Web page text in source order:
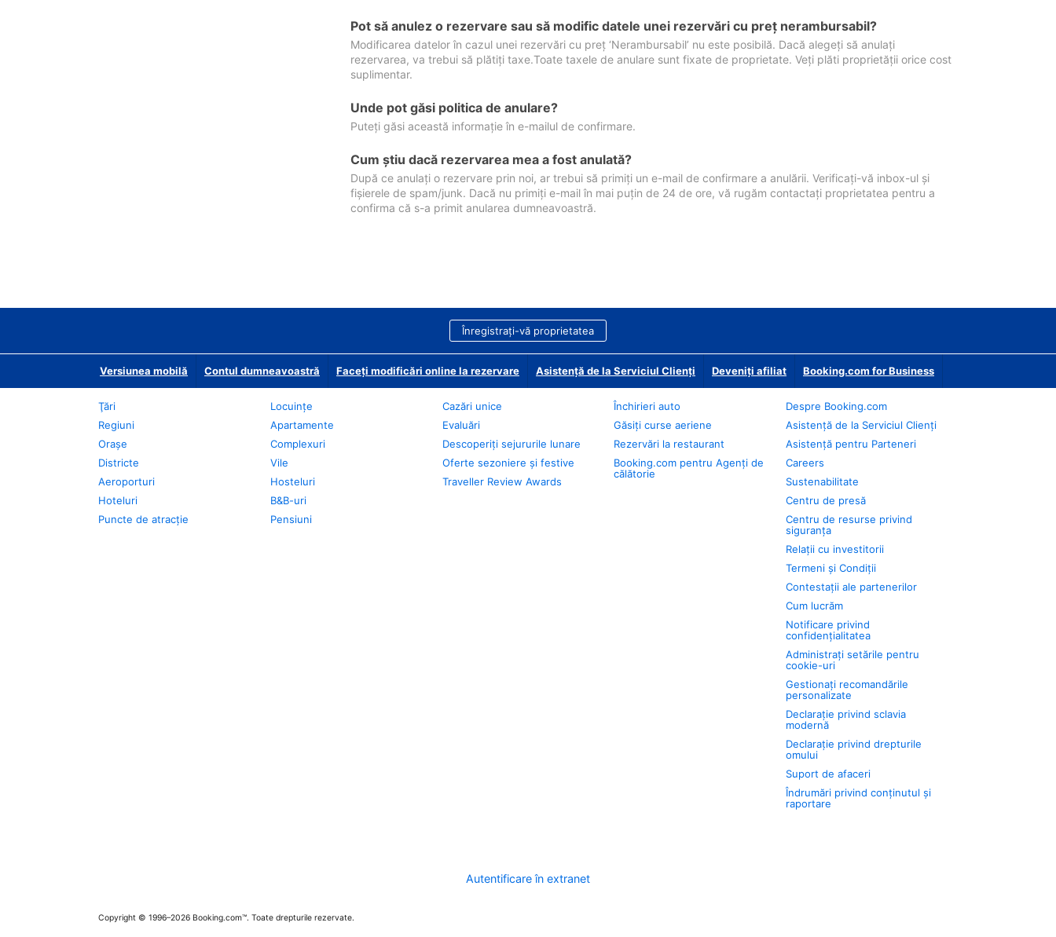
Pot să anulez o rezervare sau să modific datele unei rezervări cu preţ nerambursabil?
Modificarea datelor în cazul unei rezervări cu preț ‘Nerambursabil’ nu este posibilă. Dacă alegeți să anulați
rezervarea, va trebui să plătiți taxe.Toate taxele de anulare sunt fixate de proprietate. Veți plăti proprietății orice cost
suplimentar.
Unde pot găsi politica de anulare?
Puteți găsi această informație în e-mailul de confirmare.
Cum ştiu dacă rezervarea mea a fost anulată?
După ce anulați o rezervare prin noi, ar trebui să primiți un e-mail de confirmare a anulării. Verificați-vă inbox-ul și
fișierele de spam/junk. Dacă nu primiți e-mail în mai puțin de 24 de ore, vă rugăm contactați proprietatea pentru a
confirma că s-a primit anularea dumneavoastră.
Înregistrați-vă proprietatea
Versiunea mobilă Contul dumneavoastră Faceți modificări online la rezervare Asistență de la Serviciul Clienți Deveniţi afiliat Booking.com for Business
Ţări
Regiuni
Oraşe
Districte
Aeroporturi
Hoteluri
Puncte de atracţie
Locuințe
Apartamente
Complexuri
Vile
Hosteluri
B&B-uri
Pensiuni
Cazări unice
Evaluări
Descoperiți sejururile lunare
Oferte sezoniere și festive
Traveller Review Awards
Închirieri auto
Găsiți curse aeriene
Rezervări la restaurant
Booking.com pentru Agenți de
călătorie
Despre Booking.com
Asistență de la Serviciul Clienți
Asistență pentru Parteneri
Careers
Sustenabilitate
Centru de presă
Centru de resurse privind
siguranța
Relații cu investitorii
Termeni și Condiții
Contestații ale partenerilor
Cum lucrăm
Notificare privind
confidențialitatea
Administrați setările pentru
cookie-uri
Gestionați recomandările
personalizate
Declarație privind sclavia
modernă
Declarație privind drepturile
omului
Suport de afaceri
Îndrumări privind conținutul și
raportare
Autentificare în extranet
Copyright © 1996–2026 Booking.com™. Toate drepturile rezervate.